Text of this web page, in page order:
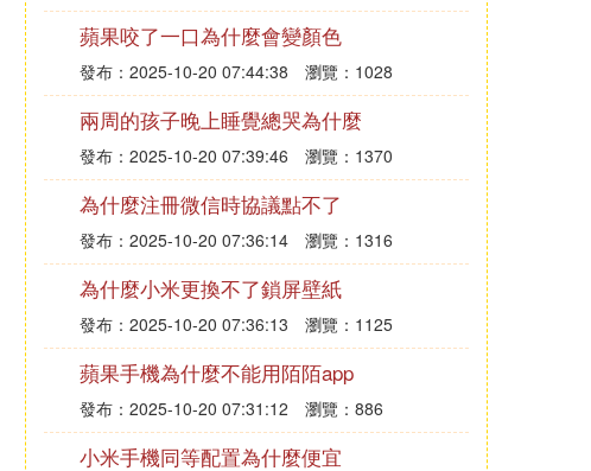
蘋果咬了一口為什麼會變顏色
發布：2025-10-20 07:44:38 瀏覽：1028
兩周的孩子晚上睡覺總哭為什麼
發布：2025-10-20 07:39:46 瀏覽：1370
為什麼注冊微信時協議點不了
發布：2025-10-20 07:36:14 瀏覽：1316
為什麼小米更換不了鎖屏壁紙
發布：2025-10-20 07:36:13 瀏覽：1125
蘋果手機為什麼不能用陌陌app
發布：2025-10-20 07:31:12 瀏覽：886
小米手機同等配置為什麼便宜